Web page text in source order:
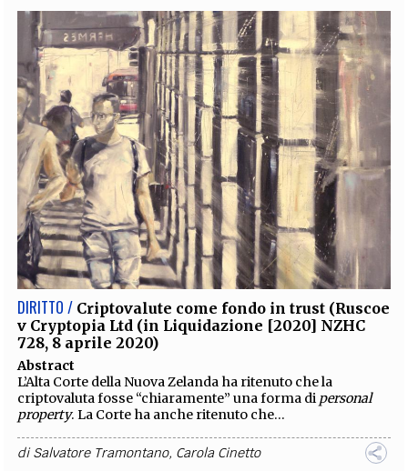
DIRITTO / Criptovalute come fondo in trust (Ruscoe
v Cryptopia Ltd (in Liquidazione [2020] NZHC
728, 8 aprile 2020)
Abstract
L’Alta Corte della Nuova Zelanda ha ritenuto che la
criptovaluta fosse “chiaramente” una forma di personal
property. La Corte ha anche ritenuto che...
diSalvatore Tramontano, Carola Cinetto